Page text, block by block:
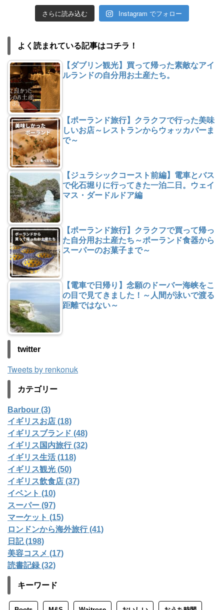
さらに読み込む Instagram でフォロー
よく読まれている記事はコチラ！
【ダブリン観光】買って帰った素敵なアイ
ルランドの自分用お土産たち。
【ポーランド旅行】クラクフで行った美味
しいお店～レストランからウォッカバーま
で～
【ジュラシックコースト前編】電車とバス
で化石堀りに行ってきた一泊二日。ウェイ
マス・ダードルドア編
【ポーランド旅行】クラクフで買って帰っ
た自分用お土産たち～ポーランド食器から
スーパーのお菓子まで～
【電車で日帰り】念願のドーバー海峡をこ
の目で見てきました！～人間が泳いで渡る
距離ではない～
twitter
Tweets by renkonuk
カテゴリー
Barbour (3)
イギリスお店 (18)
イギリスブランド (48)
イギリス国内旅行 (32)
イギリス生活 (118)
イギリス観光 (50)
イギリス飲食店 (37)
イベント (10)
スーパー (97)
マーケット (15)
ロンドンから海外旅行 (41)
日記 (198)
美容コスメ (17)
読書記録 (32)
キーワード